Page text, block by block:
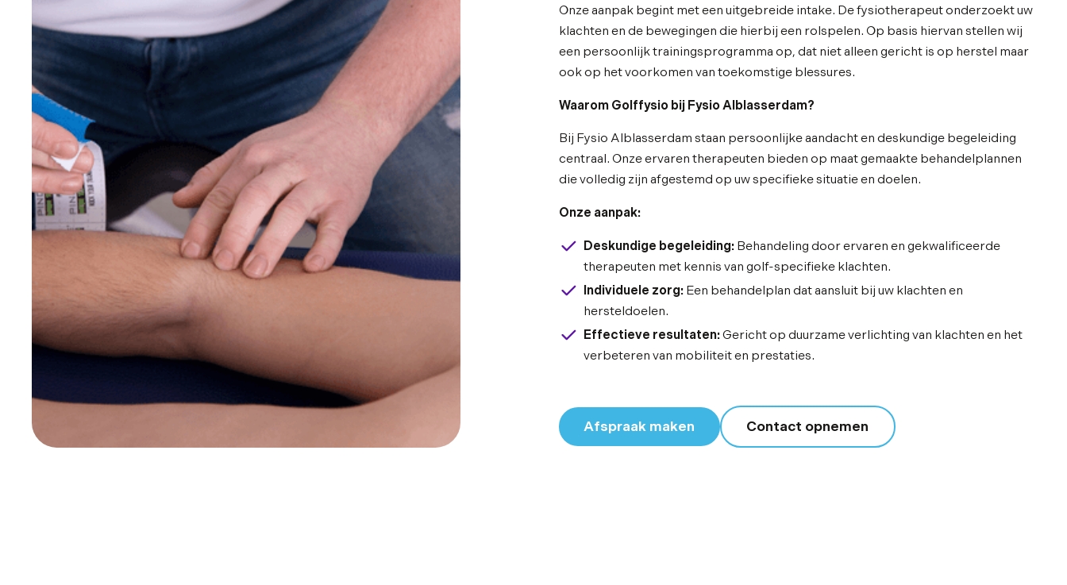
Onze aanpak begint met een uitgebreide intake. De fysiotherapeut onderzoekt uw
klachten en de bewegingen die hierbij een rolspelen. Op basis hiervan stellen wij
een persoonlijk trainingsprogramma op, dat niet alleen gericht is op herstel maar
ook op het voorkomen van toekomstige blessures.
Waarom Golffysio bij Fysio Alblasserdam?
Bij Fysio Alblasserdam staan persoonlijke aandacht en deskundige begeleiding
centraal. Onze ervaren therapeuten bieden op maat gemaakte behandelplannen
die volledig zijn afgestemd op uw specifieke situatie en doelen.
Onze aanpak:
Deskundige begeleiding: Behandeling door ervaren en gekwalificeerde
therapeuten met kennis van golf-specifieke klachten.
Individuele zorg: Een behandelplan dat aansluit bij uw klachten en
hersteldoelen.
Effectieve resultaten:Gericht op duurzame verlichting van klachten en het
verbeteren van mobiliteit en prestaties.
Afspraak maken Contact opnemen